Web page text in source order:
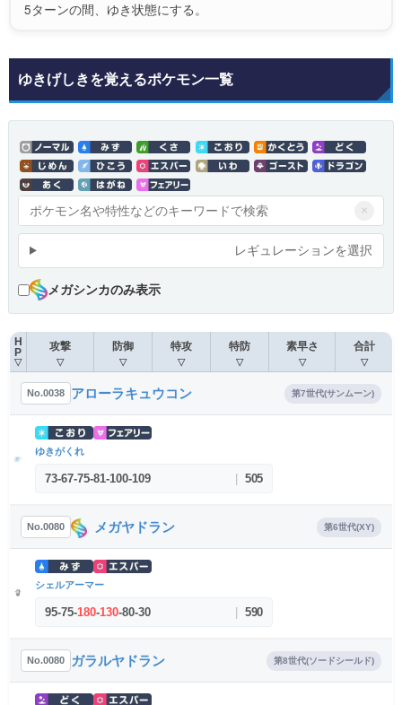
5ターンの間、ゆき状態にする。
ゆきげしきを覚えるポケモン一覧
×
レギュレーションを選択
メガシンカのみ表示
H
P
▽
攻撃
▽
防御
▽
特攻
▽
特防
▽
素早さ
▽
合計
▽
No.0038 アローラキュウコン 第7世代(サンムーン)
ゆきがくれ
73-67-75-81-100-109 505
No.0080 メガヤドラン 第6世代(XY)
シェルアーマー
95-75-180-130-80-30 590
No.0080 ガラルヤドラン 第8世代(ソードシールド)